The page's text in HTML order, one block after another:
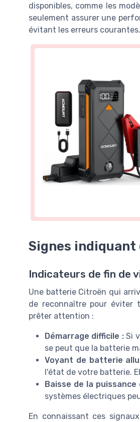
disponibles, comme les
seulement assurer une
évitant les erreurs courantes.
Signes
Indicateurs de fin de
Une batterie Citroën qui
de reconnaître pour éviter
prêter attention :
Démarrage difficile :Si
se peut que la batterie
Voyant de batterie
l'état de votre batterie.
Baisse de la
systèmes électriques
En connaissant ces